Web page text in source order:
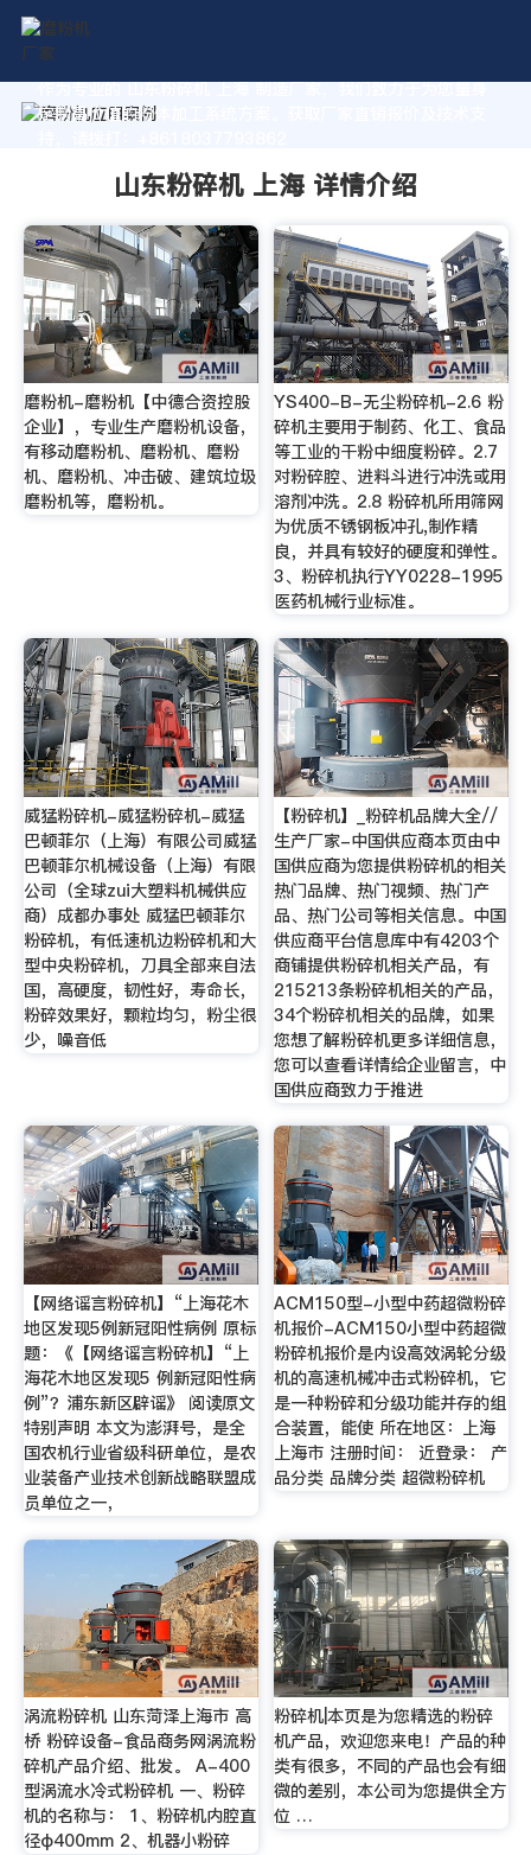
作为专业的 山东粉碎机 上海 制造厂家，我们致力于为您量身
定制高价值的粉体加工系统方案。获取厂家直销报价及技术支
山东粉碎机 上海 详情介绍
磨粉机-磨粉机【中德合资控股
企业】，专业生产磨粉机设备，
有移动磨粉机、磨粉机、磨粉
机、磨粉机、冲击破、建筑垃圾
磨粉机等，磨粉机。
YS400-B-无尘粉碎机-2.6 粉
碎机主要用于制药、化工、食品
等工业的干粉中细度粉碎。2.7
对粉碎腔、进料斗进行冲洗或用
溶剂冲洗。2.8 粉碎机所用筛网
为优质不锈钢板冲孔,制作精
良，并具有较好的硬度和弹性。
3、粉碎机执行YY0228-1995
医药机械行业标准。
威猛粉碎机-威猛粉碎机-威猛
巴顿菲尔（上海）有限公司威猛
巴顿菲尔机械设备（上海）有限
公司（全球zui大塑料机械供应
商）成都办事处 威猛巴顿菲尔
粉碎机，有低速机边粉碎机和大
型中央粉碎机，刀具全部来自法
国，高硬度，韧性好，寿命长，
粉碎效果好，颗粒均匀，粉尘很
少，噪音低
【粉碎机】_粉碎机品牌大全//
生产厂家-中国供应商本页由中
国供应商为您提供粉碎机的相关
热门品牌、热门视频、热门产
品、热门公司等相关信息。中国
供应商平台信息库中有4203个
商铺提供粉碎机相关产品，有
215213条粉碎机相关的产品，
34个粉碎机相关的品牌，如果
您想了解粉碎机更多详细信息，
您可以查看详情给企业留言，中
国供应商致力于推进
【网络谣言粉碎机】“上海花木
地区发现5例新冠阳性病例 原标
题：《【网络谣言粉碎机】“上
海花木地区发现5 例新冠阳性病
例”？浦东新区辟谣》 阅读原文
特别声明 本文为澎湃号，是全
国农机行业省级科研单位，是农
业装备产业技术创新战略联盟成
员单位之一，
ACM150型-小型中药超微粉碎
机报价-ACM150小型中药超微
粉碎机报价是内设高效涡轮分级
机的高速机械冲击式粉碎机，它
是一种粉碎和分级功能并存的组
合装置，能使 所在地区：上海
上海市 注册时间： 近登录： 产
品分类 品牌分类 超微粉碎机
涡流粉碎机 山东菏泽上海市 高
桥 粉碎设备-食品商务网涡流粉
碎机产品介绍、批发。 A-400
型涡流水冷式粉碎机 一、粉碎
机的名称与： 1、粉碎机内腔直
径φ400mm 2、机器小粉碎
粉碎机|本页是为您精选的粉碎
机产品，欢迎您来电！产品的种
类有很多，不同的产品也会有细
微的差别，本公司为您提供全方
位 …